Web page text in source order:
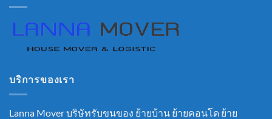
บริการของเรา
Lanna Mover บริษัทรับขนของ ย้ายบ้าน ย้ายคอนโด ย้าย